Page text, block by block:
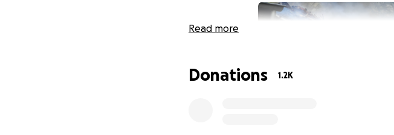
Read more
Donations 1.2K